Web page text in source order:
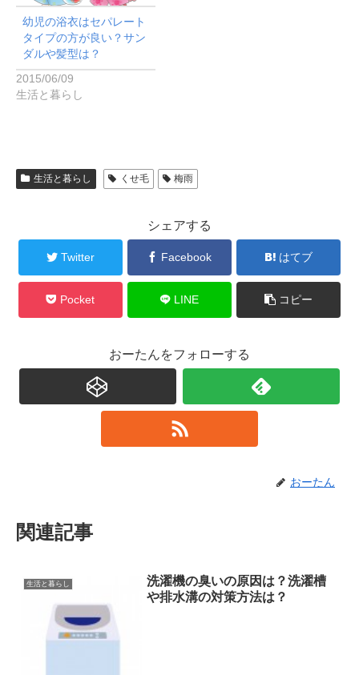
幼児の浴衣はセパレート
タイプの方が良い？サン
ダルや髪型は？
2015/06/09
生活と暮らし
生活と暮らし くせ毛 梅雨
シェアする
Twitter Facebook はてブ
Pocket LINE コピー
おーたんをフォローする
おーたん
関連記事
生活と暮らし
洗濯機の臭いの原因は？洗濯槽
や排水溝の対策方法は？